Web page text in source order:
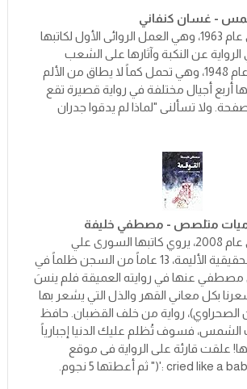
- غسان كنفاني
صدرت الرواية في عام 1963، وهي العمل الروائى الأول لكاتبها
عن النكبة وآثارها على الشعب
الفلسطيني منذ عام 1948، وهي تحمل كماً لا يطاق من الألم
أربع أجيال مختلفة في رواية قصيرة تقع
أقل من 100 صفحة. ولا تسألنى "لماذا لم يدقوا جدران
متلصص - مصطفي خليفة
صدرت الرواية قي عام 2008، يروي كاتبها السورى علي
صفحاتها قصته الحقيقية الأليمة، 13 عاماً من السجن ظلماً في
عنها في روايته العميقة فلم ينسَ
بكل معاني القهر والذل التي يشعر بها
رواية من خلف القضبان. حافظ
فسوف تُظلم عليك الدنيا إجبارياً
علقت قارئة على الرواية فى موقع